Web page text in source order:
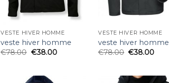
VESTE HIVER HOMME
veste hiver homme
€78.00 €38.00
VESTE HIVER HOMME
veste hiver homme
€78.00 €38.00